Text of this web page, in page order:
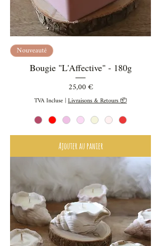
Nouveauté
Bougie "L'Affective" - 180g
Prix
25,00 €
TVA Incluse|Livraisons & Retours 📦
Ajouter au panier